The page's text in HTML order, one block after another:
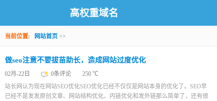
高权重域名
当前位置: 网站首页 >>
做seo注意不要拔苗助长，造成网站过度优化
02月-22日 0条评论
250 ℃
站长网认为现在网站SEO优化SEO优化已经不仅仅是网站本身的优化了。SEO早
已经不是发发原创文章、网站结构优化、内链优化和发外链那么简单了，还有很